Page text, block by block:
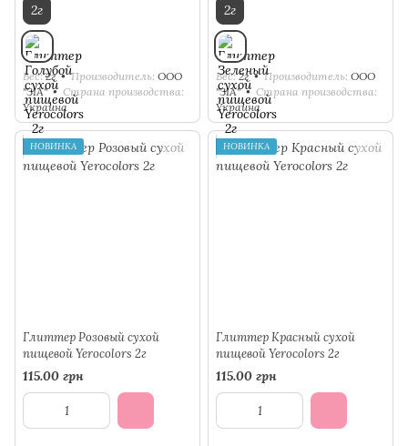
2г
Вес 2г Производитель ООО
"ЗІА"
Страна производства
Украина
2г
Вес 2г Производитель ООО
"ЗІА"
Страна производства
Украина
НОВИНКА
Глиттер Розовый сухой
пищевой Yerocolors 2г
115.00 грн
НОВИНКА
Глиттер Красный сухой
пищевой Yerocolors 2г
115.00 грн